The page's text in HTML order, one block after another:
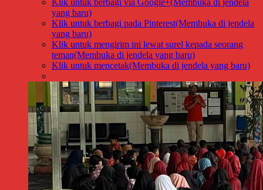
yang baru)
Klik untuk berbagi pada Pinterest(Membuka di jendela
yang baru)
Klik untuk mengirim ini lewat surel kepada seorang
teman(Membuka di jendela yang baru)
Klik untuk mencetak(Membuka di jendela yang baru)